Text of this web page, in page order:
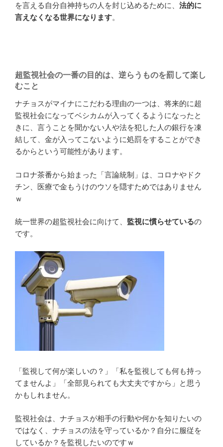
を言える自分自神持ちの人を封じ込めるために、 法的に
言えなくなる世界になります。
超監視社会の一番の目的は、逆らうものを罰して楽し
むこと
ナチョスがマイナにこだわる理由の一つは、将来的に超
監視社会になってベシカムが入ってくるようになったと
きに、言うことを聞かない人や法を犯した人の銀行を凍
結して、金が入ってこないように処罰をすることができ
るからという可能性があります。
コロナ茶番から始まった「言論統制」は、コロナやドク
チン、医療で金もうけのウソを隠すためではありません
ｗ
統一世界の超監視社会に向けて、 監視に慣らせているの
です。
「監視して何が楽しいの？」「私を監視しても何も持っ
てませんよ」「全部見られても大丈夫ですから」と思う
かもしれません。
監視社会は、ナチョスが相手の行動や何かを知りたいの
ではなく、ナチョスの法を守っているか？自分に服従を
しているか？を監視したいのですｗ